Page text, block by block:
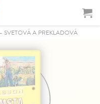
SVETOVÁ A PREKLADOVÁ